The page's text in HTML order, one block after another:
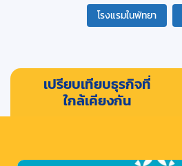
โรงแรมในพัทยา
เปรียบเทียบธุรกิจที่
ใกล้เคียงกัน